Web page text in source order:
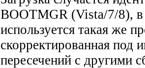
BOOTMGR (Vista/7/8), в
используется такая же
скорректированная под
пересечений с другими